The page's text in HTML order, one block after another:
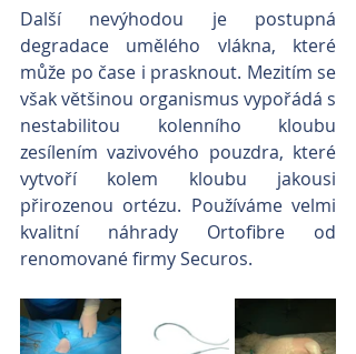
Další nevýhodou je postupná
degradace umělého vlákna, které
může po čase i prasknout. Mezitím se
však většinou organismus vypořádá s
nestabilitou kolenního kloubu
zesílením vazivového pouzdra, které
vytvoří kolem kloubu jakousi
přirozenou ortézu. Používáme velmi
kvalitní náhrady Ortofibre od
renomované firmy Securos.